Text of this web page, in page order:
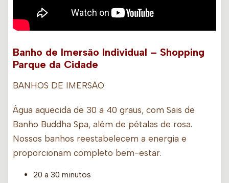
Banho de Imersão Individual – Shopping
Parque da Cidade
BANHOS DE IMERSÃO
Água aquecida de 30 a 40 graus, com Sais de
Banho Buddha Spa, além de pétalas de rosa.
Nossos banhos reestabelecem a energia e
proporcionam completo bem-estar.
20 a 30 minutos